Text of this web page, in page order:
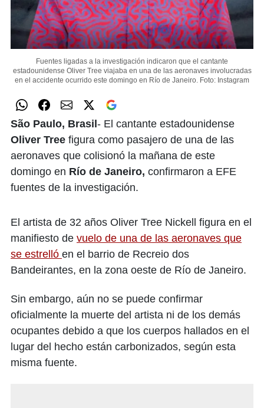
Fuentes ligadas a la investigación indicaron que el cantante
estadounidense Oliver Tree viajaba en una de las aeronaves involucradas
en el accidente ocurrido este domingo en Río de Janeiro. Foto: Instagram
São Paulo, Brasil- El cantante estadounidense
Oliver Tree figura como pasajero de una de las
aeronaves que colisionó la mañana de este
domingo en Río de Janeiro, confirmaron a EFE
fuentes de la investigación.
El artista de 32 años Oliver Tree Nickell figura en el
manifiesto de vuelo de una de las aeronaves que
se estrelló en el barrio de Recreio dos
Bandeirantes, en la zona oeste de Río de Janeiro.
Sin embargo, aún no se puede confirmar
oficialmente la muerte del artista ni de los demás
ocupantes debido a que los cuerpos hallados en el
lugar del hecho están carbonizados, según esta
misma fuente.